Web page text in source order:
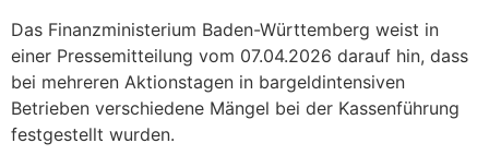
Das Finanzministerium Baden-Württemberg weist in
einer Pressemitteilung vom 07.04.2026 darauf hin, dass
bei mehreren Aktionstagen in bargeldintensiven
Betrieben verschiedene Mängel bei der Kassenführung
festgestellt wurden.